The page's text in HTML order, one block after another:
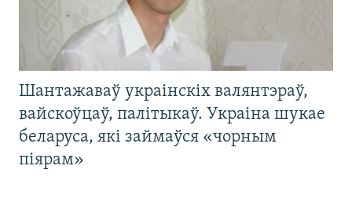
Шантажаваў украінскіх валянтэраў,
вайскоўцаў, палітыкаў. Украіна шукае
беларуса, які займаўся «чорным
піярам»